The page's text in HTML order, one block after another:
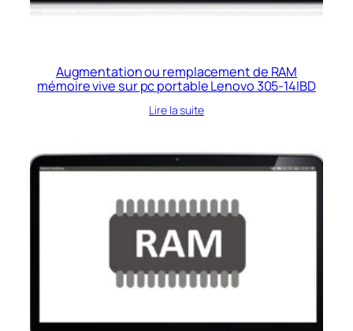
Augmentation ou remplacement de RAM
mémoire vive sur pc portable Lenovo 305-14IBD
Lire la suite